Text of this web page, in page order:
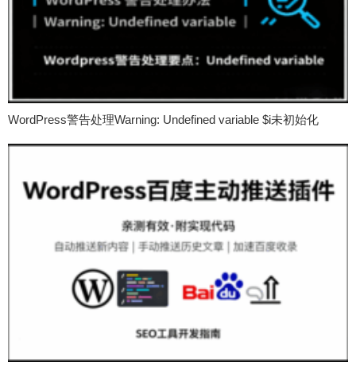
WordPress警告处理Warning: Undefined variable $i未初始化